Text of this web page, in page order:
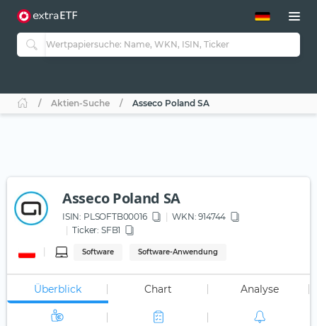
ETF-Guide 2.0
Guide Aktive ETFs
ETF-Sparpläne
Aktien-Suche Asseco Poland SA
Asseco Poland SA
ISIN: PLSOFTB00016 WKN: 914744
Ticker: SFB1
Software Software-Anwendung
Überblick Chart Analyse